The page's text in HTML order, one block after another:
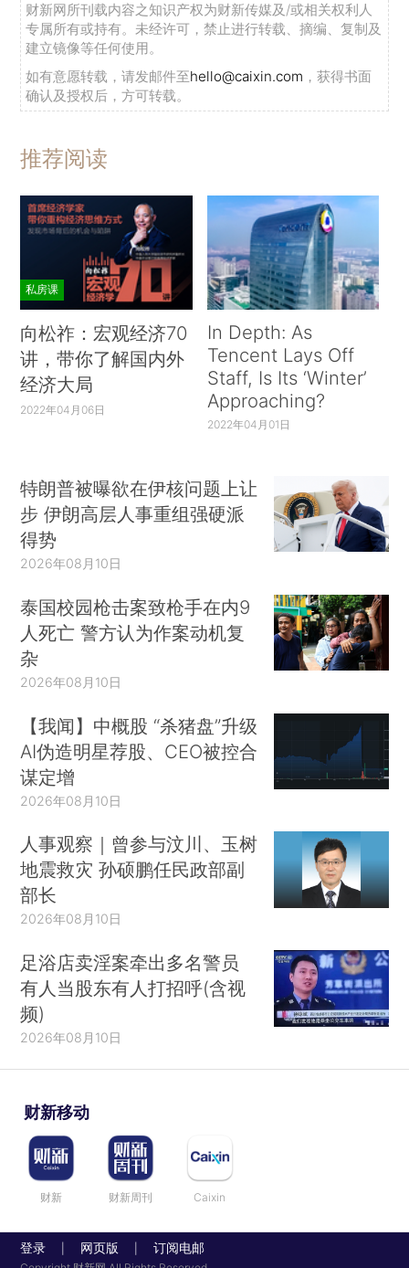
财新网所刊载内容之知识产权为财新传媒及/或相关权利人
专属所有或持有。未经许可，禁止进行转载、摘编、复制及
建立镜像等任何使用。
如有意愿转载，请发邮件至hello@caixin.com ，获得书面
确认及授权后，方可转载。
推荐阅读
私房课
向松祚：宏观经济70
讲，带你了解国内外
经济大局
2022年04月06日
In Depth: As
Tencent Lays Off
Staff, Is Its ‘Winter’
Approaching?
2022年04月01日
特朗普被曝欲在伊核问题上让
步 伊朗高层人事重组强硬派
得势
2026年08月10日
泰国校园枪击案致枪手在内9
人死亡 警方认为作案动机复
杂
2026年08月10日
【我闻】中概股 “杀猪盘”升级
AI伪造明星荐股、CEO被控合
谋定增
2026年08月10日
人事观察｜曾参与汶川、玉树
地震救灾 孙硕鹏任民政部副
部长
2026年08月10日
足浴店卖淫案牵出多名警员
有人当股东有人打招呼(含视
频)
2026年08月10日
财新移动
财新 财新周刊 Caixin
登录 网页版 订阅电邮